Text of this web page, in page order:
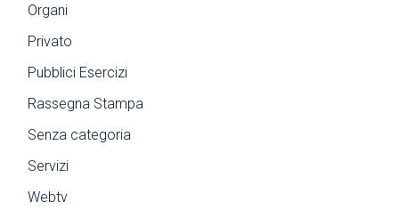
Organi
Privato
Pubblici Esercizi
Rassegna Stampa
Senza categoria
Servizi
Webtv